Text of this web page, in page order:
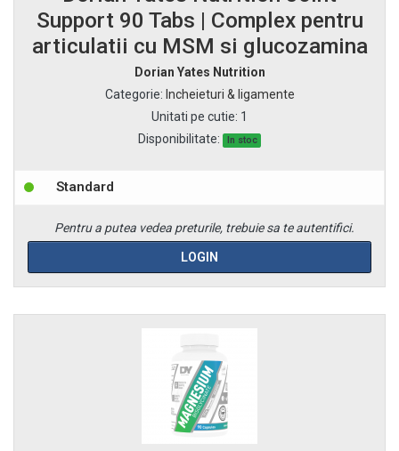
Support 90 Tabs | Complex pentru
articulatii cu MSM si glucozamina
Dorian Yates Nutrition
Categorie: Incheieturi & ligamente
Unitati pe cutie: 1
Disponibilitate:
In stoc
Standard
Pentru a putea vedea preturile, trebuie sa te autentifici.
LOGIN